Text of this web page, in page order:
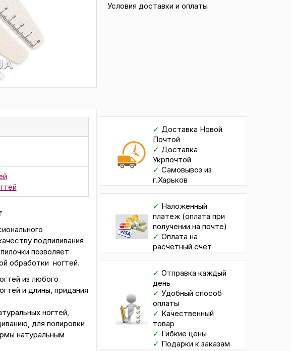
Условия доставки и оплаты
подпиливания
позволяет
обработки ногтей.
из любого
и длины, придания
ногтей,
для полировки
натуральным
✓ Доставка Новой
Почтой
✓ Доставка
Укрпочтой
✓ Самовывоз из
г.Харьков
✓ Наложенный
платеж (оплата при
получении на почте)
✓ Оплата на
расчетный счет
✓ Отправка каждый
день
✓ Удобный способ
оплаты
✓ Качественный
товар
✓ Гибкие цены
✓ Подарки к заказам